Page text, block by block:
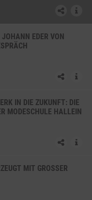
EDER VON
IN DIE ZUKUNFT: DIE
MODESCHULE HALLEIN
MIT GROSSER B